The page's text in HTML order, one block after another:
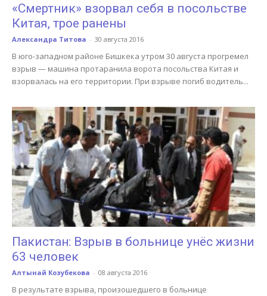
«Смертник» взорвал себя в посольстве
Китая, трое ранены
Александра Титова - 30 августа 2016
В юго-западном районе Бишкека утром 30 августа прогремел
взрыв — машина протаранила ворота посольства Китая и
взорвалась на его территории. При взрыве погиб водитель...
Пакистан: Взрыв в больнице унёс жизни
63 человек
Алтынай Козубекова - 08 августа 2016
В результате взрыва, произошедшего в больнице